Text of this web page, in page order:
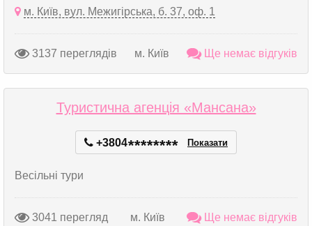
м. Київ, вул. Межигірська, б. 37, оф. 1
3137 переглядів м. Київ Ще немає відгуків
Туристична агенція «Мансана»
+3804******** Показати
Весільні тури
3041 перегляд м. Київ Ще немає відгуків